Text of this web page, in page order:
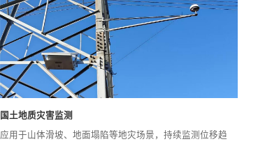
国土地质灾害监测
应用于山体滑坡、地面塌陷等地灾场景，持续监测位移趋